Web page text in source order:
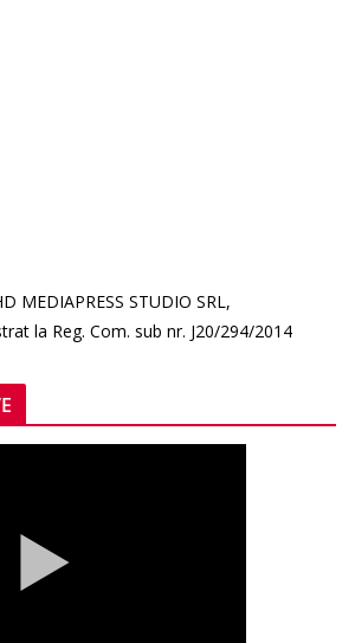
MEDIAPRESS STUDIO SRL,
la Reg. Com. sub nr. J20/294/2014